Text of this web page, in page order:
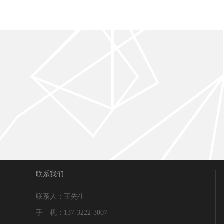
联系我们
联系人：王先生
手 机：137-3222-3007